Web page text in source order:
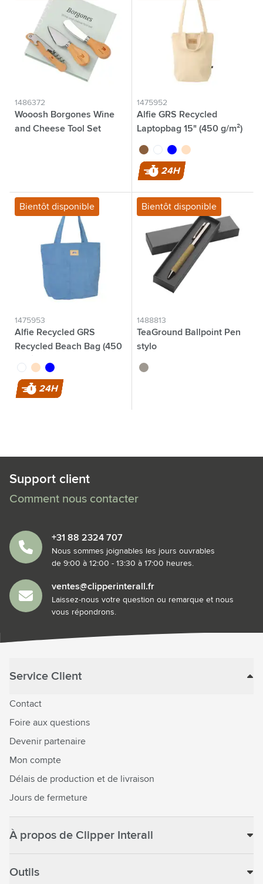
1486372
Wooosh Borgones Wine
and Cheese Tool Set
1475952
Alfie GRS Recycled
Laptopbag 15" (450 g/m²)
brun blancbleu beige
24H
Bientôt disponible
1475953
Alfie Recycled GRS
Recycled Beach Bag (450
blancbeigebleu
24H
Bientôt disponible
1488813
TeaGround Ballpoint Pen
stylo
gun métal
Support client
Comment nous contacter
+31 88 2324 707
Nous sommes joignables les jours ouvrables
de 9:00 à 12:00 - 13:30 à 17:00 heures.
ventes@clipperinterall.fr
Laissez-nous votre question ou remarque et nous
vous répondrons.
Service Client
Contact
Foire aux questions
Devenir partenaire
Mon compte
Délais de production et de livraison
Jours de fermeture
À propos de Clipper Interall
Outils